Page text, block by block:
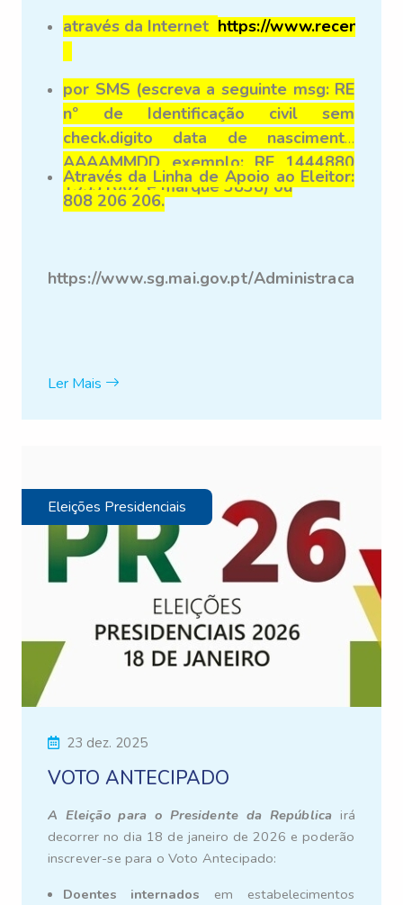
através da Internet https://
por SMS (escreva a seguinte msg: RE
nº de Identificação civil sem
check.digito data de nascimento
AAAAMMDD exemplo: RE 1444880
19531007 e marque 3838) ou
Através da Linha de Apoio ao Eleitor:
808 206 206.
https://www.sg.mai.gov.pt/
Ler Mais
Eleições Presidenciais
23 dez. 2025
VOTO ANTECIPADO
A Eleição para o Presidente da República irá
decorrer no dia 18 de janeiro de 2026 e poderão
inscrever-se para o Voto Antecipado:
Doentes internados em estabelecimentos